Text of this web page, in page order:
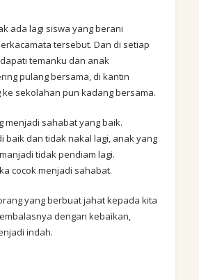
ada lagi siswa yang berani
tersebut. Dan di setiap
temanku dan anak
pulang bersama, di kantin
sekolahan pun kadang bersama.
menjadi sahabat yang baik.
baik dan tidak nakal lagi, anak yang
tidak pendiam lagi.
cocok menjadi sahabat.
yang berbuat jahat kepada kita
dengan kebaikan,
indah.